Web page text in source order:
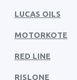
LUCAS OILS
MOTORKOTE
RED LINE
RISLONE